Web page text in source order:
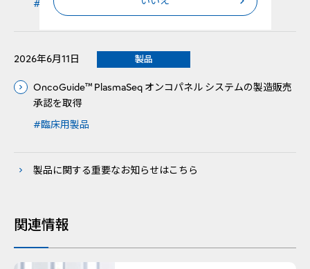
#臨床用製品
2026年6月11日 製品
OncoGuide™ PlasmaSeq オンコパネル システムの製造販売
承認を取得
#臨床用製品
製品に関する重要なお知らせはこちら
関連情報